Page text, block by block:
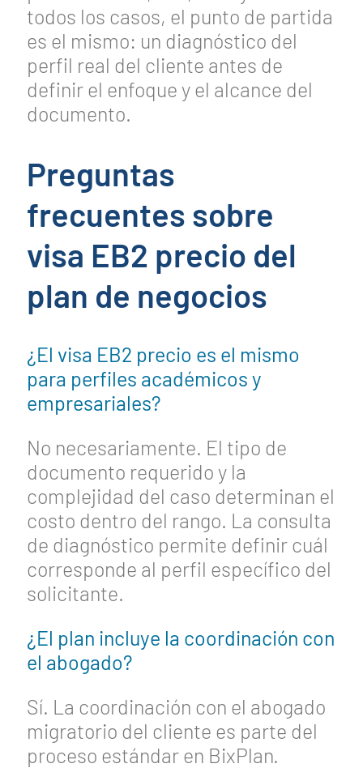
todos los casos, el punto de partida
es el mismo: un diagnóstico del
perfil real del cliente antes de
definir el enfoque y el alcance del
documento.
Preguntas
frecuentes sobre
visa EB2 precio del
plan de negocios
¿El visa EB2 precio es el mismo
para perfiles académicos y
empresariales?
No necesariamente. El tipo de
documento requerido y la
complejidad del caso determinan el
costo dentro del rango. La consulta
de diagnóstico permite definir cuál
corresponde al perfil específico del
solicitante.
¿El plan incluye la coordinación con
el abogado?
Sí. La coordinación con el abogado
migratorio del cliente es parte del
proceso estándar en BixPlan.